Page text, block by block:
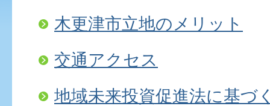
木更津市立地のメリット
交通アクセス
地域未来投資促進法に基づ